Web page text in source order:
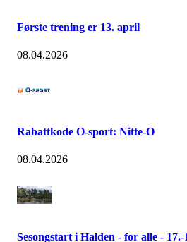
Første trening er 13. april
08.04.2026
Rabattkode O-sport: Nitte-O
08.04.2026
Sesongstart i Halden - for alle -